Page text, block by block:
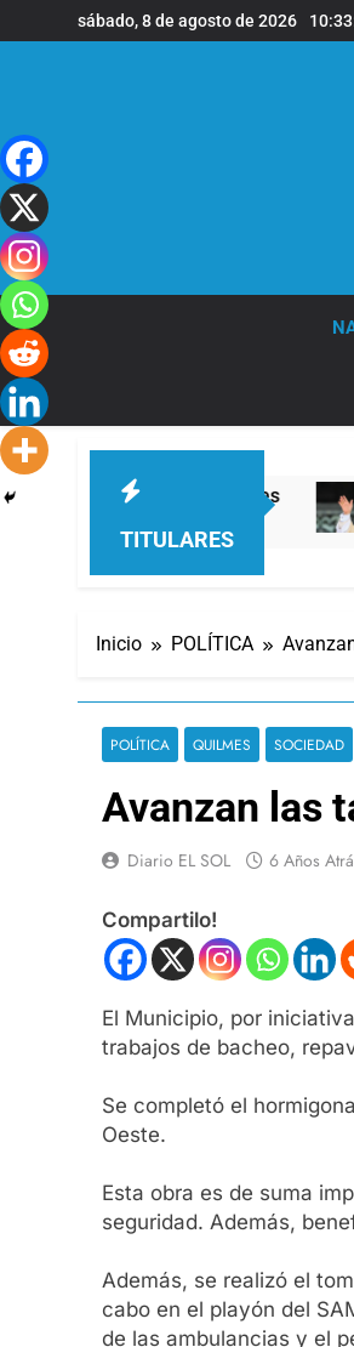
al
sábado, 8 de agosto de 2026
TITULARES
la sede de Quilmes
Inicio POLÍTICA
POLÍTICA QUILMES SOCIEDAD
Avanzan las
Diario EL SOL 6 Años
Compartilo!
El Municipio, por
trabajos de bacheo,
Se completó el
Oeste.
Esta obra es de suma
seguridad. Además,
Además, se realizó el
cabo en el playón del
de las ambulancias y el